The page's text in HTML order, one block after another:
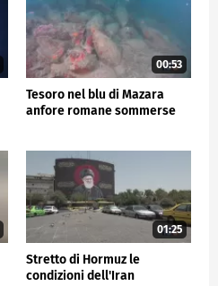
00:53
Tesoro nel blu di Mazara
anfore romane sommerse
01:25
Stretto di Hormuz le
condizioni dell'Iran